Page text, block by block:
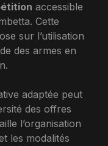
accessible
Cette
sur l’utilisation
des armes en
adaptée peut
des offres
l’organisation
les modalités